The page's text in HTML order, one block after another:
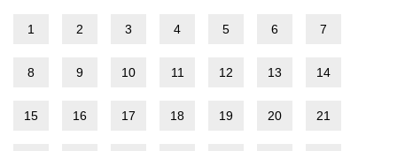
1 2 3 4 5 6 7
8 9 10 11 12 13 14
15 16 17 18 19 20 21